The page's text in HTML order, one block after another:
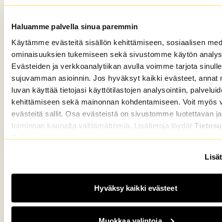
Haluamme palvella sinua paremmin
Käytämme evästeitä sisällön kehittämiseen, sosiaalisen
ominaisuuksien tukemiseen sekä sivustomme käytön
Evästeiden ja verkkoanalytiikan avulla voimme tarjota sinulle
sujuvamman asioinnin. Jos hyväksyt kaikki evästeet, annat
luvan käyttää tietojasi käyttötilastojen analysointiin,
kehittämiseen sekä mainonnan kohdentamiseen. Voit myös
evästeitä sallit. Osa evästeistä on sivustomme luotettavan
toiminnan kannalta välttämättömiä. Lisätietoja löydät
Evästeet-sivuiltamme.
Hyväksy kaikki evästeet
Muokkaa valintoja